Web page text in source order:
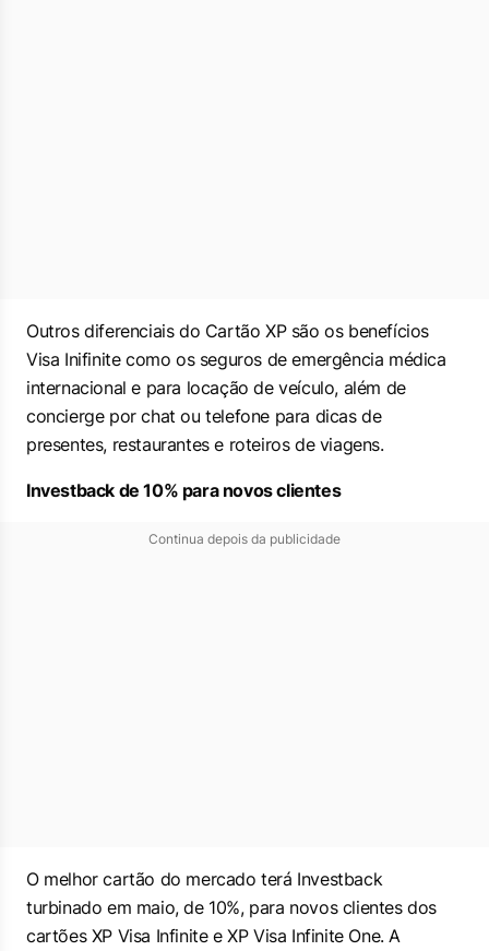
Outros diferenciais do Cartão XP são os benefícios
Visa Inifinite como os seguros de emergência médica
internacional e para locação de veículo, além de
concierge por chat ou telefone para dicas de
presentes, restaurantes e roteiros de viagens.
Investback de 10% para novos clientes
Continua depois da publicidade
O melhor cartão do mercado terá Investback
turbinado em maio, de 10%, para novos clientes dos
cartões XP Visa Infinite e XP Visa Infinite One. A